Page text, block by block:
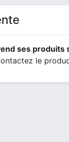
ses produits
le